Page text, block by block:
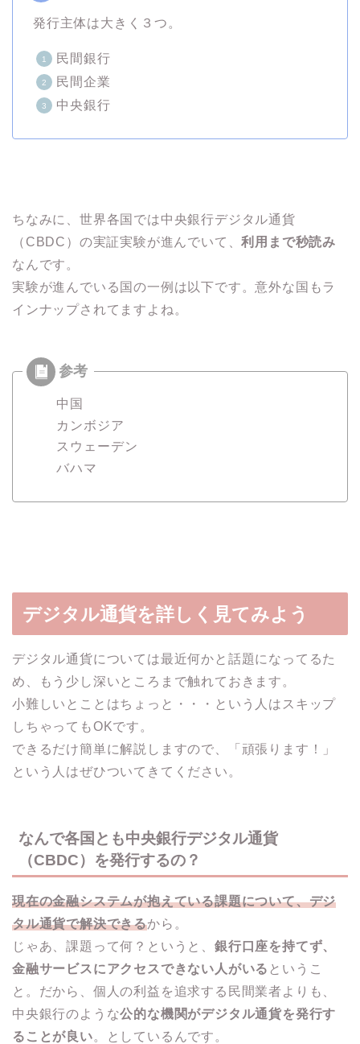
発行主体は大きく３つ。
民間銀行
民間企業
中央銀行
ちなみに、世界各国では中央銀行デジタル通貨
（CBDC）の実証実験が進んでいて、利用まで秒読み
なんです。
実験が進んでいる国の一例は以下です。意外な国もラ
インナップされてますよね。
中国
カンボジア
スウェーデン
バハマ
デジタル通貨を詳しく見てみよう
デジタル通貨については最近何かと話題になってるた
め、もう少し深いところまで触れておきます。
小難しいとことはちょっと・・・という人はスキップ
しちゃってもOKです。
できるだけ簡単に解説しますので、「頑張ります！」
という人はぜひついてきてください。
なんで各国とも中央銀行デジタル通貨
（CBDC）を発行するの？
現在の金融システムが抱えている課題について、デジ
タル通貨で解決できるから。
じゃあ、課題って何？というと、 銀行口座を持てず、
金融サービスにアクセスできない人がいる というこ
と。だから、個人の利益を追求する民間業者よりも、
中央銀行のような公的な機関がデジタル通貨を発行す
ることが良い。としているんです。